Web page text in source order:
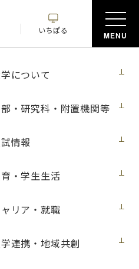
について
・研究科・附置機関等
情報
・学生生活
リア・就職
連携・地域共創
いちぽる
MENU